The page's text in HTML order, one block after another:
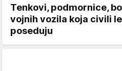
Tenkovi, podmornice,
vojnih vozila koja civili
poseduju